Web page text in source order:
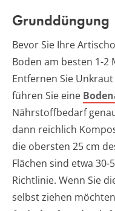
Grunddüngung
Bevor Sie Ihre
Boden am besten 1-2
Entfernen Sie
führen Sie eine
Nährstoffbedarf
dann reichlich
die obersten 25 cm
Flächen sind etwa
Richtlinie. Wenn Sie
selbst ziehen